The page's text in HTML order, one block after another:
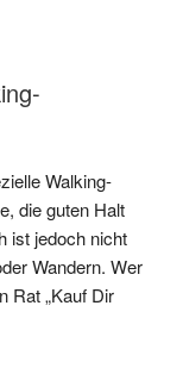
Walking-
die guten Halt
ist jedoch nicht
Wandern. Wer
Rat „Kauf Dir